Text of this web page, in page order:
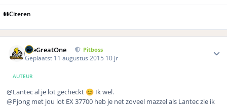
Citeren
TheGreatOne Pitboss
Geplaatst 11 augustus 2015 10 jr
AUTEUR
@Lantec al je lot gecheckt 😊 Ik wel.
@Pjong met jou lot EX 37700 heb je net zoveel mazzel als Lantec zie ik